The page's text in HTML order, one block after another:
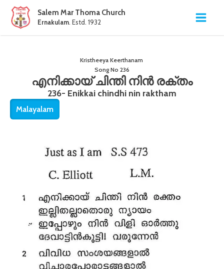
Salem Mar Thoma Church
Ernakulam. Estd. 1932
Kristheeya Keerthanam
Song No 236
എനിക്കായ് ചിന്തി നിൻ രക്തം
236- Enikkai chindhi nin raktham
Malayalam